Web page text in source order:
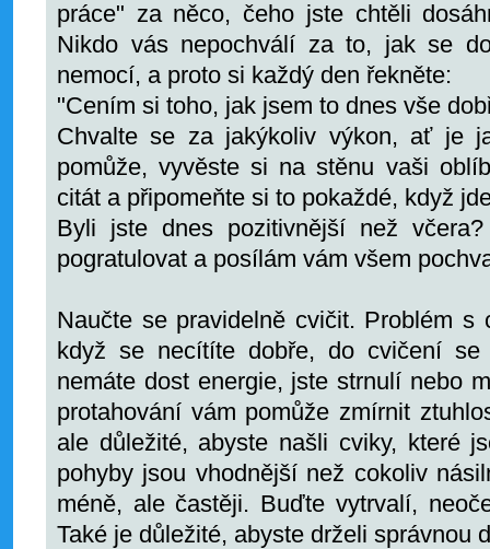
práce" za něco, čeho jste chtěli
Nikdo vás nepochválí za to, jak se
nemocí, a proto si každý den řekněte:
"Cením si toho, jak jsem to dnes vše
Chvalte se za jakýkoliv výkon, ať je
pomůže, vyvěste si na stěnu vaši
citát a připomeňte si to pokaždé, když
Byli jste dnes pozitivnější než
pogratulovat a posílám vám všem
Naučte se pravidelně cvičit. Problém
když se necítíte dobře, do cvičení
nemáte dost energie, jste strnulí nebo
protahování vám pomůže zmírnit
ale důležité, abyste našli cviky, které
pohyby jsou vhodnější než cokoliv
méně, ale častěji. Buďte vytrvalí,
Také je důležité, abyste drželi správnou